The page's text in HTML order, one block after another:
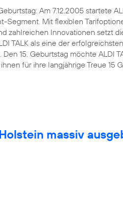
Am 7.12.2005 startete
Segment. Mit flexiblen
zahlreichen Innovationen setzt
TALK als eine der
15. Geburtstag möchte ALDI
für ihre langjährige Treue 15
massiv